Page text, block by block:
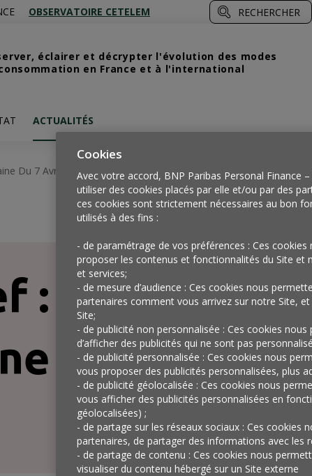
OBSERVATOIRE CETELEM RECHERCHER
éclairer et décrypter l'évolution des modes
en France et à l'international
ACTUALITÉS
Du 7 Avril
: la
du 7
Cookies
Avec votre accord, BNP Paribas Personal Finance
utiliser des cookies placés par elle et/ou par des
ces cookies sont strictement nécessaires au bon
utilisés à des fins :
- de paramétrage de vos préférences : Ces
proposer les contenus et fonctionnalités du Site et
et services;
- de mesure d’audience : Ces cookies nous
partenaires comment vous arrivez sur notre Site,
Site;
- de publicité non personnalisée : Ces cookies
d’afficher des publicités qui ne sont pas
- de publicité personnalisée : Ces cookies nous
vous proposer des publicités personnalisées, plus
- de publicité géolocalisée : Ces cookies nous
vous afficher des publicités personnalisées en
géolocalisées) ;
- de partage sur les réseaux sociaux : Ces cookies
partenaires, de partager des informations avec les
- de partage de contenu : Ces cookies nous
visualiser du contenu hébergé sur un Site externe